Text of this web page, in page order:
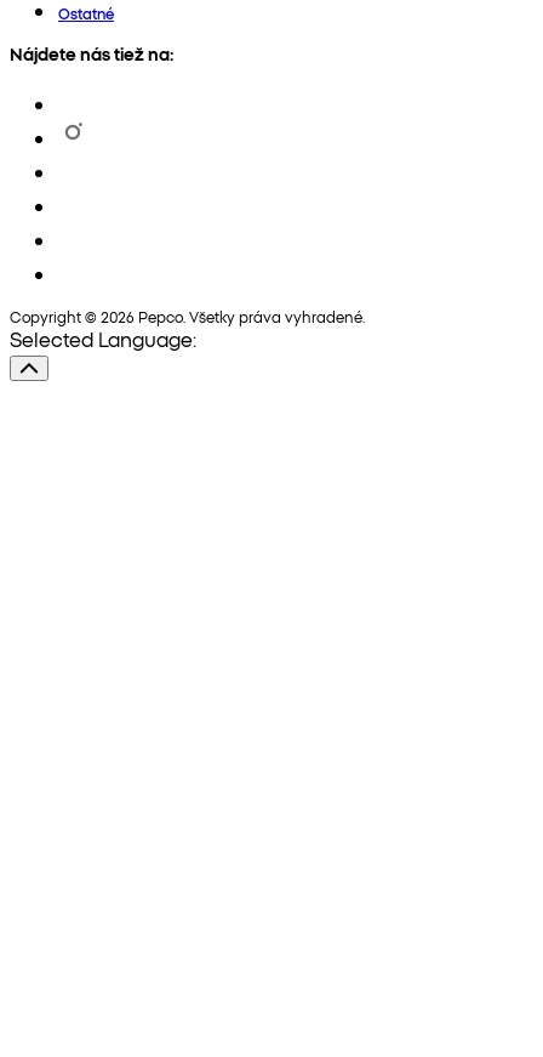
Ostatné
Nájdete nás tiež na:
Copyright © 2026 Pepco. Všetky práva vyhradené.
Selected Language: